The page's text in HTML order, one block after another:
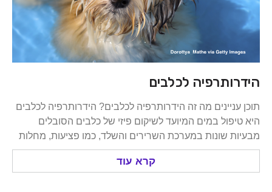
לכלבים
מה זה הידרותרפיה לכלבים? הידרותרפיה לכלבים
במים המיועד לשיקום פיזי של כלבים הסובלים
שונות במערכת השרירים והשלד, כמו פציעות, מחלות
קרא עוד